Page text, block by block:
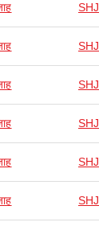
SHJ
SHJ
SHJ
SHJ
SHJ
SHJ